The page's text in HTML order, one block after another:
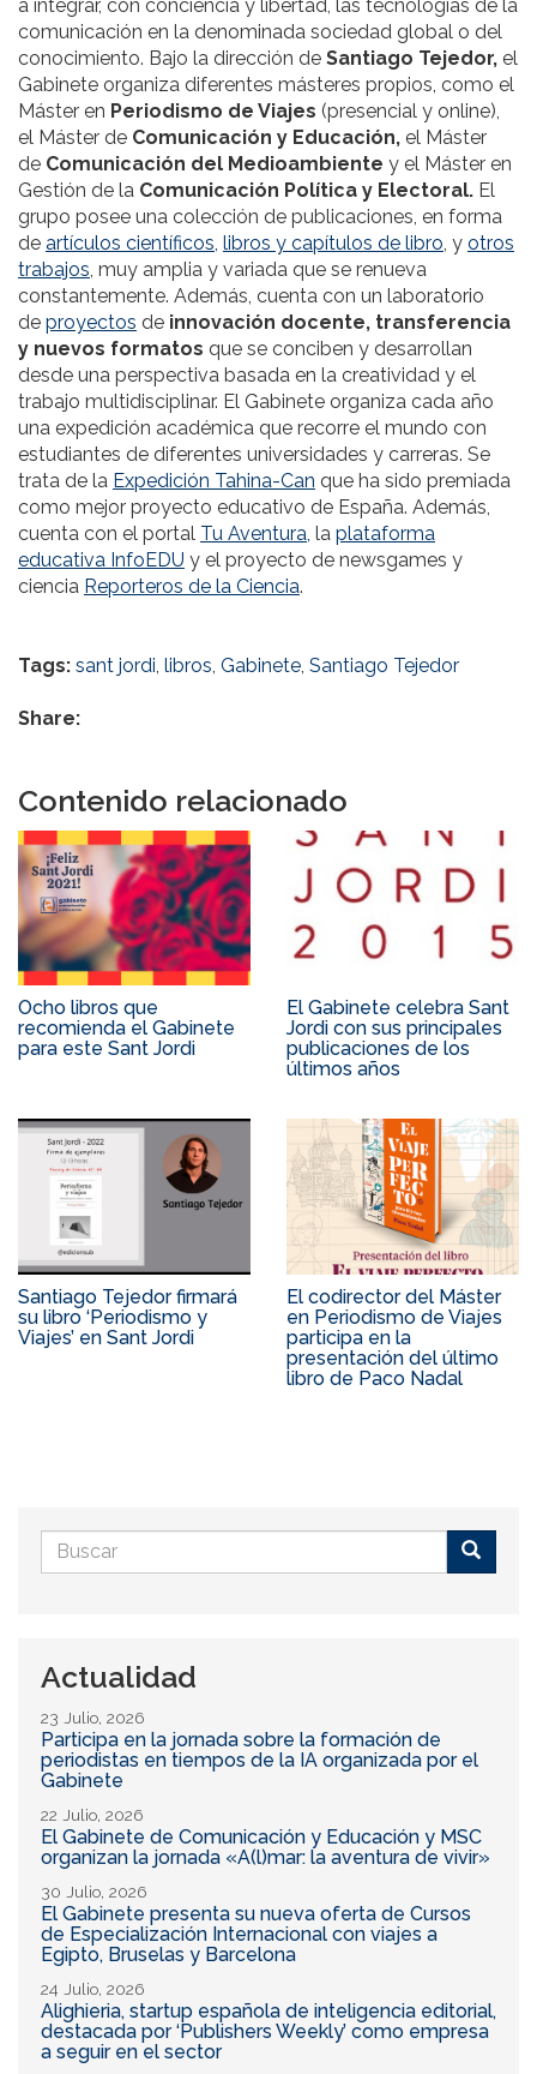
a integrar, con conciencia y libertad, las tecnologías de la
comunicación en la denominada sociedad global o del
conocimiento. Bajo la dirección de Santiago Tejedor, el
Gabinete organiza diferentes másteres propios, como el
Máster en Periodismo de Viajes (presencial y online),
el Máster de Comunicación y Educación, el Máster
de Comunicación del Medioambiente y el Máster en
Gestión de la Comunicación Política y Electoral. El
grupo posee una colección de publicaciones, en forma
de artículos científicos, libros y capítulos de libro, y otros
trabajos, muy amplia y variada que se renueva
constantemente. Además, cuenta con un laboratorio
de proyectos de innovación docente, transferencia
y nuevos formatos que se conciben y desarrollan
desde una perspectiva basada en la creatividad y el
trabajo multidisciplinar. El Gabinete organiza cada año
una expedición académica que recorre el mundo con
estudiantes de diferentes universidades y carreras. Se
trata de la Expedición Tahina-Can que ha sido premiada
como mejor proyecto educativo de España. Además,
cuenta con el portal Tu Aventura, la plataforma
educativa InfoEDU y el proyecto de newsgames y
ciencia Reporteros de la Ciencia.
Tags: sant jordi, libros, Gabinete, Santiago Tejedor
Share:
Contenido relacionado
Ocho libros que
recomienda el Gabinete
para este Sant Jordi
El Gabinete celebra Sant
Jordi con sus principales
publicaciones de los
últimos años
Santiago Tejedor firmará
su libro ‘Periodismo y
Viajes’ en Sant Jordi
El codirector del Máster
en Periodismo de Viajes
participa en la
presentación del último
libro de Paco Nadal
Formulario
de
Actualidad
23 Julio, 2026
Participa en la jornada sobre la formación de
periodistas en tiempos de la IA organizada por el
Gabinete
22 Julio, 2026
El Gabinete de Comunicación y Educación y MSC
organizan la jornada «A(l)mar: la aventura de vivir»
30 Julio, 2026
El Gabinete presenta su nueva oferta de Cursos
de Especialización Internacional con viajes a
Egipto, Bruselas y Barcelona
24 Julio, 2026
Alighieria, startup española de inteligencia editorial,
destacada por ‘Publishers Weekly’ como empresa
a seguir en el sector